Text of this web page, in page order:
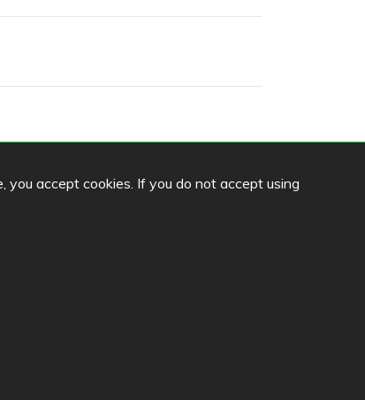
accept cookies. If you do not accept using